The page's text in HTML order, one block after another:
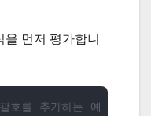
먼저 평가합니
호를 추가하는 예